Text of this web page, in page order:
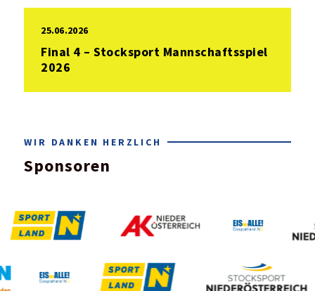
25.06.2026
Final 4 – Stocksport Mannschaftsspiel
2026
WIR DANKEN HERZLICH
Sponsoren